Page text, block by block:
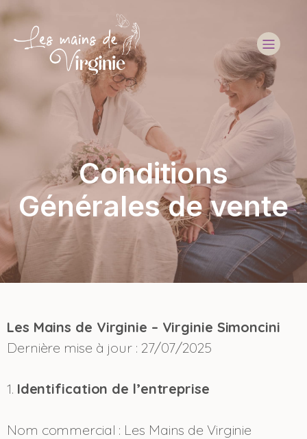
Conditions
Générales de vente
Les Mains de Virginie – Virginie Simoncini
Dernière mise à jour : 27/07/2025
1. Identification de l’entreprise
Nom commercial : Les Mains de Virginie